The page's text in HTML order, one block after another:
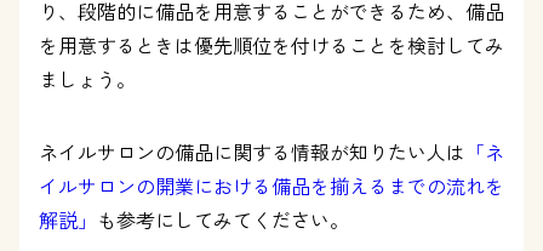
り、段階的に備品を用意することができるため、備品
を用意するときは優先順位を付けることを検討してみ
ましょう。
ネイルサロンの備品に関する情報が知りたい人は 「ネ
イルサロンの開業における備品を揃えるまでの流れを
解説」 も参考にしてみてください。